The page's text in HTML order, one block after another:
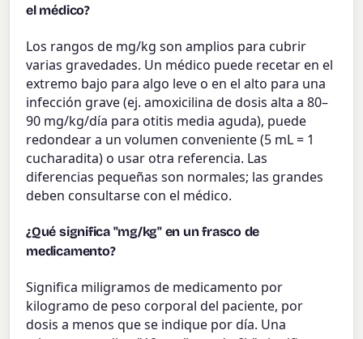
el médico?
Los rangos de mg/kg son amplios para cubrir
varias gravedades. Un médico puede recetar en el
extremo bajo para algo leve o en el alto para una
infección grave (ej. amoxicilina de dosis alta a 80–
90 mg/kg/día para otitis media aguda), puede
redondear a un volumen conveniente (5 mL = 1
cucharadita) o usar otra referencia. Las
diferencias pequeñas son normales; las grandes
deben consultarse con el médico.
¿Qué significa "mg/kg" en un frasco de
medicamento?
Significa miligramos de medicamento por
kilogramo de peso corporal del paciente, por
dosis a menos que se indique por día. Una